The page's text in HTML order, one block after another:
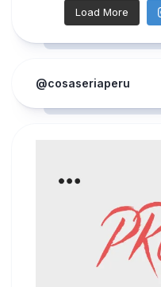
Load More
@cosaseriaperu